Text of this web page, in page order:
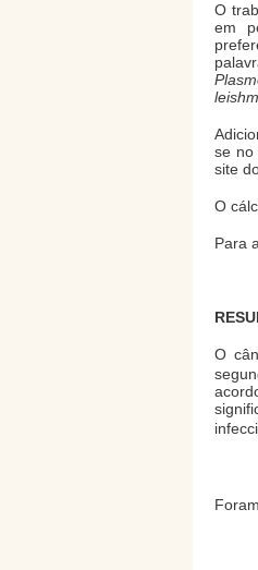
O
em
se no
site
O
Para
O